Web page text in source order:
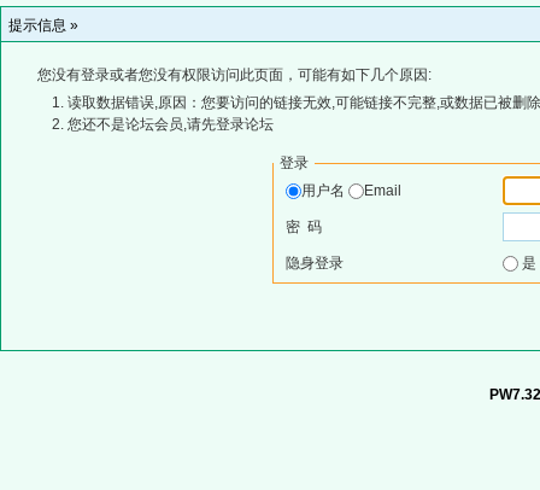
提示信息 »
您没有登录或者您没有权限访问此页面，可能有如下几个原因:
读取数据错误,原因：您要访问的链接无效,可能链接不完整,或数据已被删
您还不是论坛会员,请先登录论坛
登录
用户名
Email
密 码
隐身登录